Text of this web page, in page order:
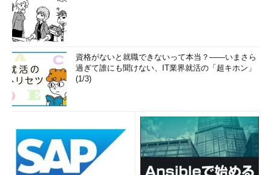
資格がないと就職できないって本当？――いまさら
過ぎて誰にも聞けない、IT業界就活の「超キホン」
(1/3)